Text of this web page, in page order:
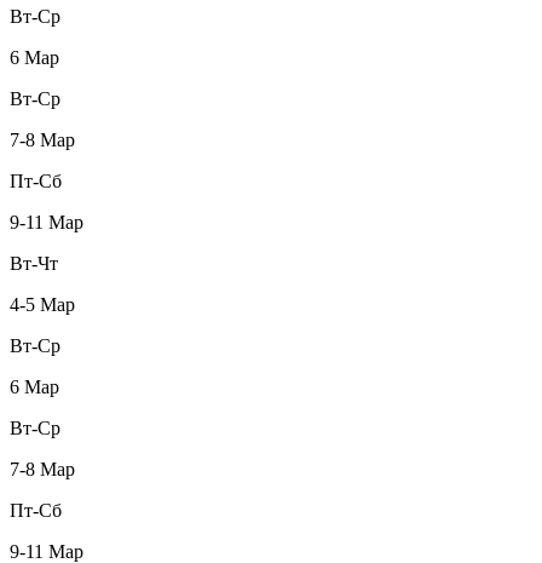
Вт-Ср
6 Мар
Вт-Ср
7-8 Мар
Пт-Сб
9-11 Мар
Вт-Чт
4-5 Мар
Вт-Ср
6 Мар
Вт-Ср
7-8 Мар
Пт-Сб
9-11 Мар